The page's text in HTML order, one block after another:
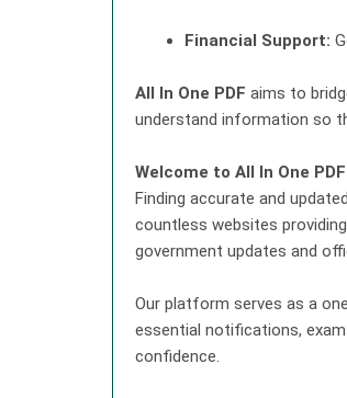
Financial Support:
All In One PDF aims to
understand information so
Welcome to All In One
Finding accurate and
countless websites
government updates and
Our platform serves as a
essential notifications,
confidence.